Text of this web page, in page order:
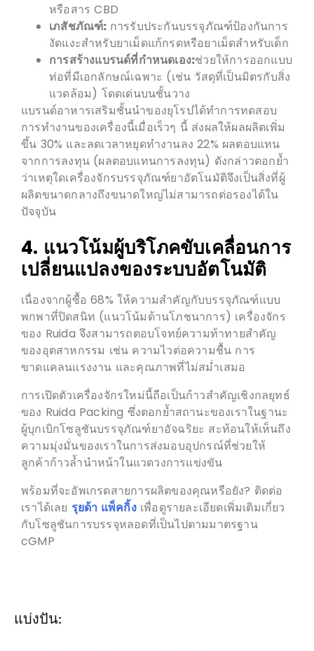
หรือสาร CBD
เภสัชภัณฑ์: การรับประกันบรรจุภัณฑ์ป้องกันการ
งัดแงะสำหรับยาเม็ดแก้กรดหรือยาเม็ดสำหรับเด็ก
การสร้างแบรนด์ที่กำหนดเอง:ช่วยให้การออกแบบ
ท่อที่มีเอกลักษณ์เฉพาะ (เช่น วัสดุที่เป็นมิตรกับสิ่ง
แวดล้อม) โดดเด่นบนชั้นวาง
แบรนด์อาหารเสริมชั้นนำของยุโรปได้ทำการทดสอบ
การทำงานของเครื่องนี้เมื่อเร็วๆ นี้ ส่งผลให้ผลผลิตเพิ่ม
ขึ้น 30% และลดเวลาหยุดทำงานลง 22% ผลตอบแทน
จากการลงทุน (ผลตอบแทนการลงทุน) ดังกล่าวตอกย้ำ
ว่าเหตุใดเครื่องจักรบรรจุภัณฑ์ยาอัตโนมัติจึงเป็นสิ่งที่ผู้
ผลิตขนาดกลางถึงขนาดใหญ่ไม่สามารถต่อรองได้ใน
ปัจจุบัน
4. แนวโน้มผู้บริโภคขับเคลื่อนการ
เปลี่ยนแปลงของระบบอัตโนมัติ
เนื่องจากผู้ซื้อ 68% ให้ความสำคัญกับบรรจุภัณฑ์แบบ
พกพาที่ปิดสนิท (แนวโน้มด้านโภชนาการ) เครื่องจักร
ของ Ruida จึงสามารถตอบโจทย์ความท้าทายสำคัญ
ของอุตสาหกรรม เช่น ความไวต่อความชื้น การ
ขาดแคลนแรงงาน และคุณภาพที่ไม่สม่ำเสมอ
การเปิดตัวเครื่องจักรใหม่นี้ถือเป็นก้าวสำคัญเชิงกลยุทธ์
ของ Ruida Packing ซึ่งตอกย้ำสถานะของเราในฐานะ
ผู้บุกเบิกโซลูชันบรรจุภัณฑ์ยาอัจฉริยะ สะท้อนให้เห็นถึง
ความมุ่งมั่นของเราในการส่งมอบอุปกรณ์ที่ช่วยให้
ลูกค้าก้าวล้ำนำหน้าในแวดวงการแข่งขัน
พร้อมที่จะอัพเกรดสายการผลิตของคุณหรือยัง? ติดต่อ
เราได้เลย รุยด้า แพ็คกิ้งเพื่อดูรายละเอียดเพิ่มเติมเกี่ยว
กับโซลูชันการบรรจุหลอดที่เป็นไปตามมาตรฐาน
cGMP
แบ่งปัน: